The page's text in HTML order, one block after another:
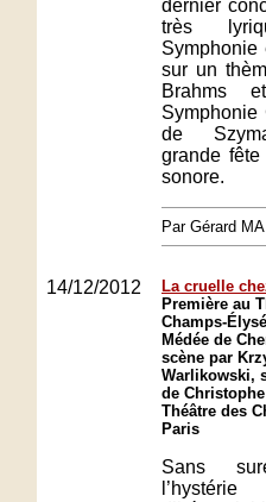
dernier
très
Symphonie
sur un
Brahms
Symphonie
de
grande
sonore.
Par Gérard
14/12/2012
La cruelle
Première au
Champs-
Médée de
scène par
Warlikowski,
de
Théâtre des
Paris
Sans